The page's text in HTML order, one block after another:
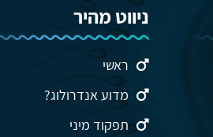
ניווט מהיר
ראשי
מדוע אנדרולוג?
תפקוד מיני